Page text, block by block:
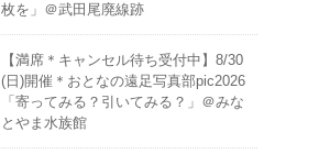
枚を」＠武田尾廃線跡
【満席＊キャンセル待ち受付中】8/30
(日)開催＊おとなの遠足写真部pic2026
「寄ってみる？引いてみる？」＠みな
とやま水族館